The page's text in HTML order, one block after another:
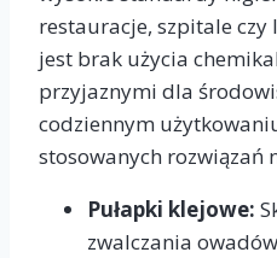
restauracje, szpitale
jest brak użycia
przyjaznymi dla
codziennym
stosowanych rozwiązań
Pułapki klejowe:
zwalczania